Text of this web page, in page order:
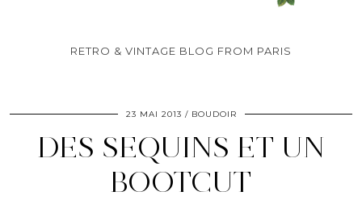
RETRO & VINTAGE BLOG FROM PARIS
23 MAI 2013 BOUDOIR
DES SEQUINS ET UN
BOOTCUT